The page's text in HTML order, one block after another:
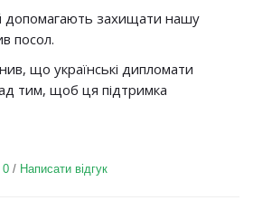
допомагають захищати нашу
посол.
що українські дипломати
тим, щоб ця підтримка
0 / Написати відгук